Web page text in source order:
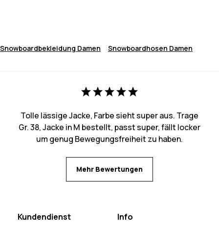
Snowboardbekleidung Damen Snowboardhosen Damen
Tolle lässige Jacke, Farbe sieht super aus. Trage
Gr. 38, Jacke in M bestellt, passt super, fällt locker
um genug Bewegungsfreiheit zu haben.
Mehr Bewertungen
Kundendienst Info